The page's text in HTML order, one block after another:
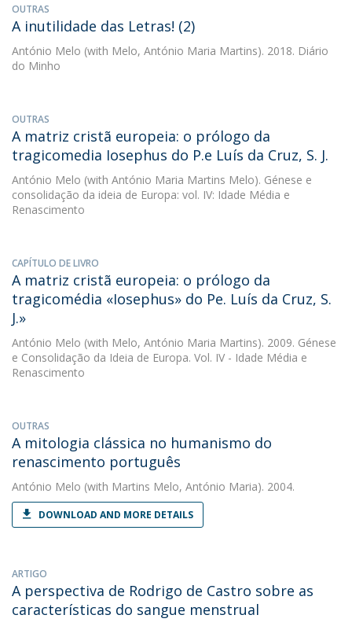
OUTRAS
A inutilidade das Letras! (2)
António Melo (with Melo, António Maria Martins). 2018. Diário
do Minho
OUTRAS
A matriz cristã europeia: o prólogo da
tragicomedia Iosephus do P.e Luís da Cruz, S. J.
António Melo (with António Maria Martins Melo). Génese e
consolidação da ideia de Europa: vol. IV: Idade Média e
Renascimento
CAPÍTULO DE LIVRO
A matriz cristã europeia: o prólogo da
tragicomédia «Iosephus» do Pe. Luís da Cruz, S.
J.»
António Melo (with Melo, António Maria Martins). 2009. Génese
e Consolidação da Ideia de Europa. Vol. IV - Idade Média e
Renascimento
OUTRAS
A mitologia clássica no humanismo do
renascimento português
António Melo (with Martins Melo, António Maria). 2004.
DOWNLOAD AND MORE DETAILS
ARTIGO
A perspectiva de Rodrigo de Castro sobre as
características do sangue menstrual